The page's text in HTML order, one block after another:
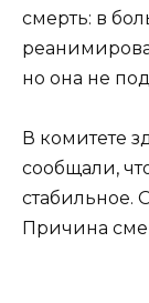
смерть: в
но она не
В комитете
сообщали,
стабильное.
Причина